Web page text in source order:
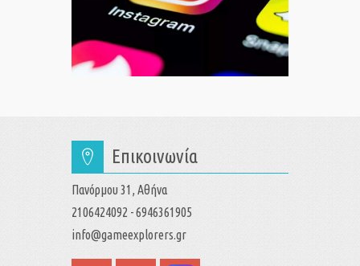
Επικοινωνία
Πανόρμου 31, Αθήνα
2106424092 - 6946361905
info@gameexplorers.gr